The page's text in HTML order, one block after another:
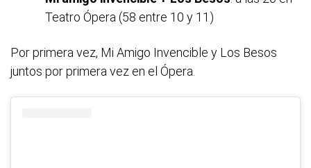
Teatro Ópera (58 entre 10 y 11)
Por primera vez, Mi Amigo Invencible y Los Besos
juntos por primera vez en el Ópera.